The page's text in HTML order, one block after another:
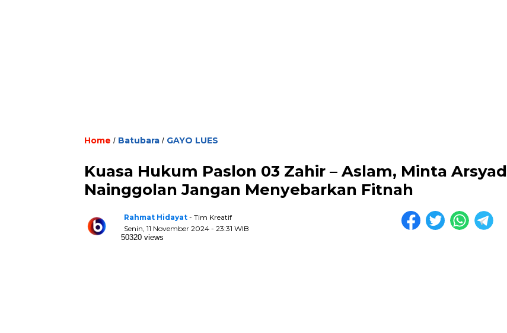
Home / Batubara / GAYO LUES
Kuasa Hukum Paslon 03 Zahir – Aslam, Minta Arsyad
Nainggolan Jangan Menyebarkan Fitnah
Rahmat Hidayat - Tim Kreatif
Senin, 11 November 2024 - 23:31 WIB
50320 views